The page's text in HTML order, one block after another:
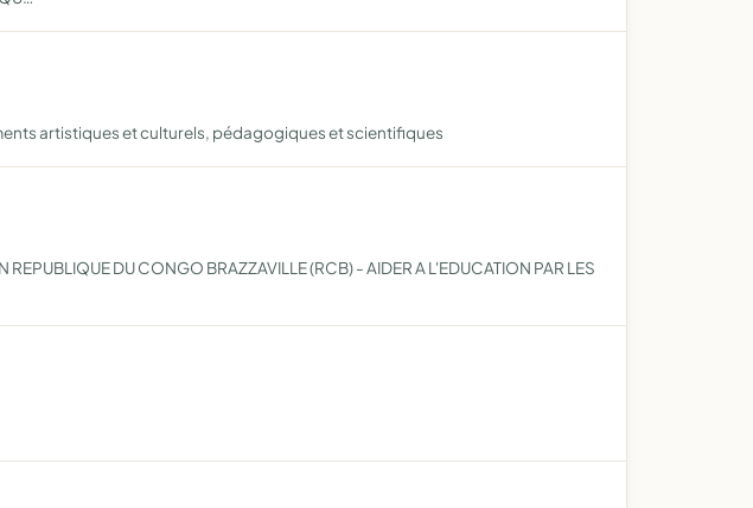
artistiques et culturels, pédagogiques et scientifiques
DU CONGO BRAZZAVILLE (RCB) - AIDER A L'EDUCATION PAR LES